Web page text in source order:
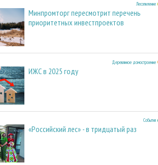
Лесопиление
Минпромторг пересмотрит перечень
приоритетных инвестпроектов
Деревянное домостроение
ИЖС в 2025 году
События
«Российский лес» - в тридцатый раз